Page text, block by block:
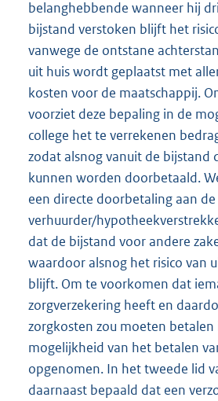
belanghebbende wanneer hij
bijstand verstoken blijft het
vanwege de ontstane
uit huis wordt geplaatst met
kosten voor de maatschappij.
voorziet deze bepaling in de
college het te verrekenen
zodat alsnog vanuit de bijstand
kunnen worden doorbetaald.
een directe doorbetaling aan de
verhuurder/
dat de bijstand voor andere
waardoor alsnog het risico van
blijft. Om te voorkomen dat
zorgverzekering heeft en
zorgkosten zou moeten betalen
mogelijkheid van het betalen
opgenomen. In het tweede lid
daarnaast bepaald dat een